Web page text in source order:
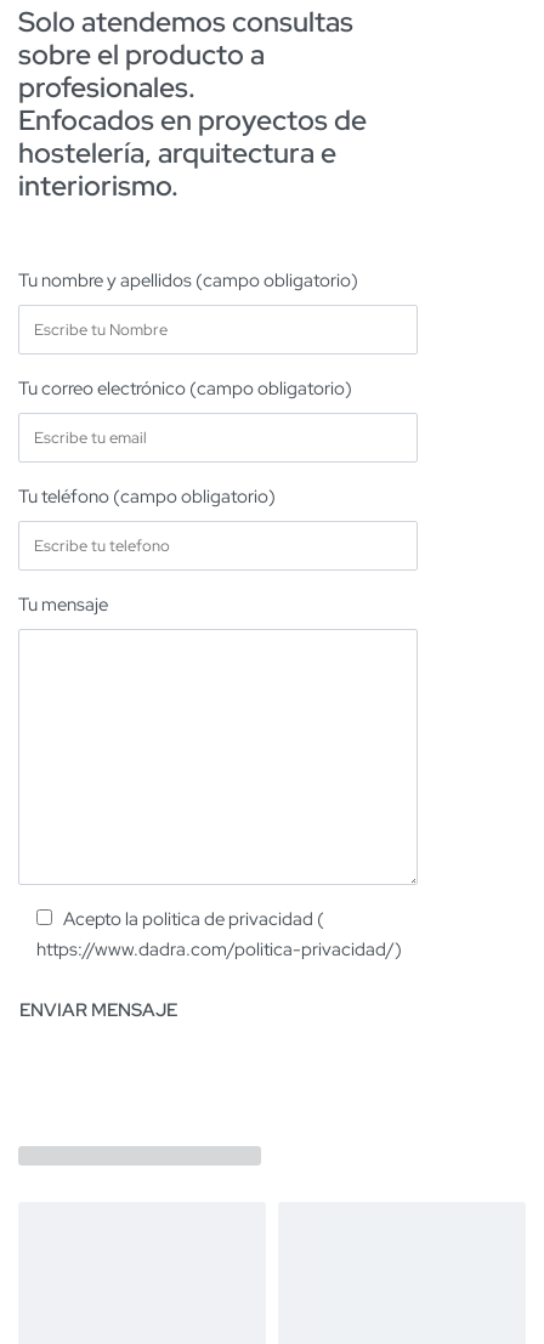
Solo atendemos consultas
sobre el producto a
profesionales.
Enfocados en proyectos de
hostelería, arquitectura e
interiorismo.
Tu nombre y apellidos (campo obligatorio)
Tu correo electrónico (campo obligatorio)
Tu teléfono (campo obligatorio)
Tu mensaje
Acepto la politica de privacidad (
https://www.dadra.com/politica-privacidad/)